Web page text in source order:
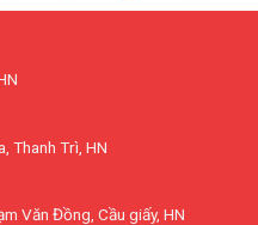
Thanh Trì, HN
Văn Đồng, Cầu giấy, HN